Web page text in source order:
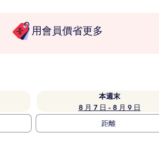
用會員價省更多
本週末
8 月 7 日 - 8 月 9 日
距離